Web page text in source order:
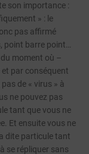
son importance :
» : le
pas affirmé
point barre point…
moment où –
et par conséquent
de « virus » à
ne pouvez pas
tant que vous ne
Et ensuite vous ne
dite particule tant
se répliquer sans